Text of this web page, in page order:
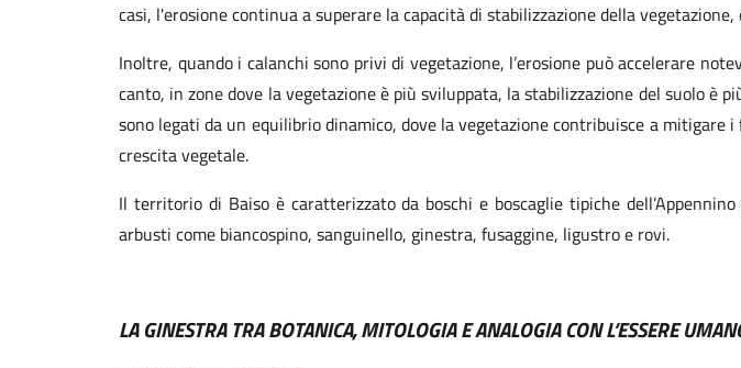
casi, l'erosione continua a superare la capacità di stabilizzazione della
Inoltre, quando i calanchi sono privi di vegetazione, l’erosione può accelerare
canto, in zone dove la vegetazione è più sviluppata, la stabilizzazione del suolo è
sono legati da un equilibrio dinamico, dove la vegetazione contribuisce a
crescita vegetale.
Il territorio di Baiso è caratterizzato da boschi e boscaglie tipiche
arbusti come biancospino, sanguinello, ginestra, fusaggine, ligustro e rovi.
LA GINESTRA TRA BOTANICA, MITOLOGIA E ANALOGIA CON L’ESSERE